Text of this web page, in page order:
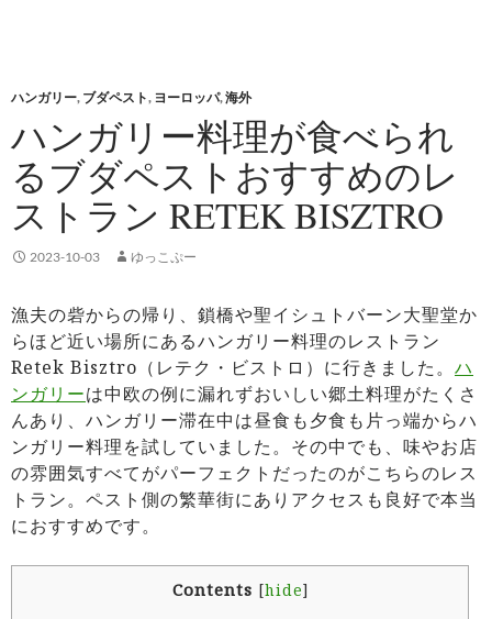
ハンガリー, ブダペスト, ヨーロッパ,海外
ハンガリー料理が食べられ
るブダペストおすすめのレ
ストラン RETEK BISZTRO
2023-10-03 ゆっこぷー
漁夫の砦からの帰り、鎖橋や聖イシュトバーン大聖堂か
らほど近い場所にあるハンガリー料理のレストラン
Retek Bisztro（レテク・ビストロ）に行きました。 ハ
ンガリーは中欧の例に漏れずおいしい郷土料理がたくさ
んあり、ハンガリー滞在中は昼食も夕食も片っ端からハ
ンガリー料理を試していました。その中でも、味やお店
の雰囲気すべてがパーフェクトだったのがこちらのレス
トラン。ペスト側の繁華街にありアクセスも良好で本当
におすすめです。
Contents [hide]